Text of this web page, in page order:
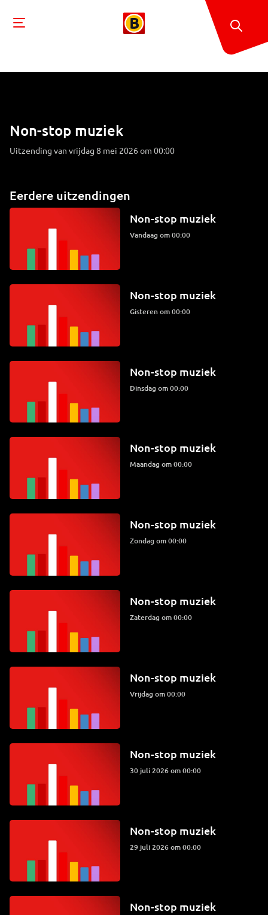
Non-stop muziek
Uitzending van vrijdag 8 mei 2026 om 00:00
Eerdere uitzendingen
Non-stop muziek
Vandaag om 00:00
Non-stop muziek
Gisteren om 00:00
Non-stop muziek
dinsdag om 00:00
Non-stop muziek
maandag om 00:00
Non-stop muziek
zondag om 00:00
Non-stop muziek
zaterdag om 00:00
Non-stop muziek
vrijdag om 00:00
Non-stop muziek
30 juli 2026 om 00:00
Non-stop muziek
29 juli 2026 om 00:00
Non-stop muziek